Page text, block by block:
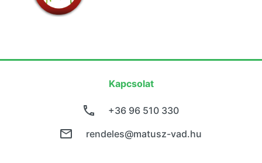
Kapcsolat
+36 96 510 330
rendeles@matusz-vad.hu